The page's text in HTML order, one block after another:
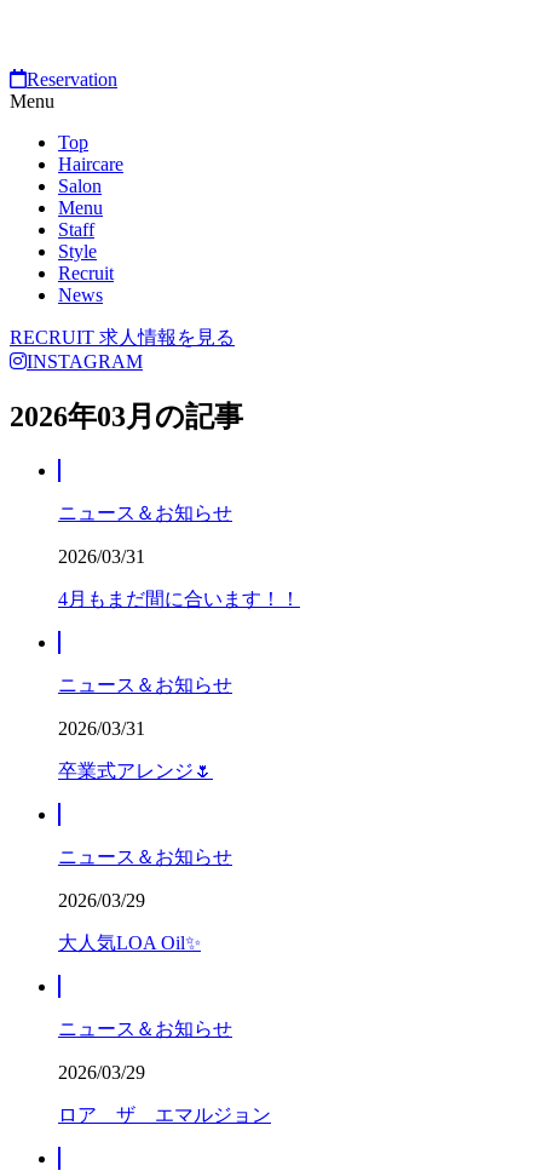
Reservation
Menu
Top
Haircare
Salon
Menu
Staff
Style
Recruit
News
RECRUIT 求人情報を見る
INSTAGRAM
2026年03月の記事
ニュース＆お知らせ
2026/03/31
4月もまだ間に合います！！
ニュース＆お知らせ
2026/03/31
卒業式アレンジ🌷
ニュース＆お知らせ
2026/03/29
大人気LOA Oil✨
ニュース＆お知らせ
2026/03/29
ロア ザ エマルジョン